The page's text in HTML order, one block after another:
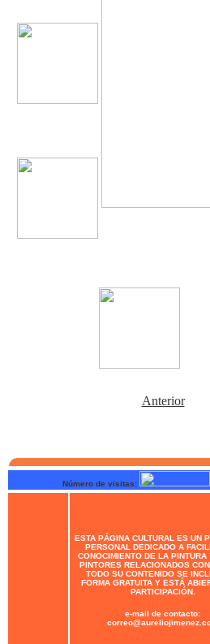
Anterior
Número de visitas:
ESTA PÁGINA CULTURAL ES UN
PERSONAL DEDICADO A
CONOCIMIENTO DE LA PINTURA
PINTORES RELACIONADOS CON
TODO SU CONTENIDO SE
FORMA GRATUITA Y ESTÁ
PARTICIPACIÓN.
e-mail de contacto: